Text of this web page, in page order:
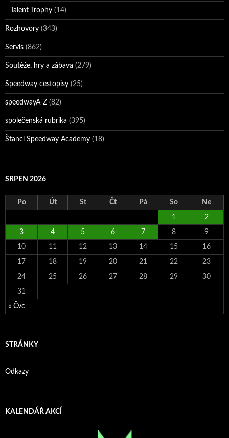
Talent Trophy (14)
Rozhovory (343)
Servis (862)
Soutěže, hry a zábava (279)
Speedway cestopisy (25)
speedwayA-Z (82)
společenská rubrika (395)
Štancl Speedway Academy (18)
SRPEN 2026
Po Út St Čt Pá So Ne
« Čvc
1 2
3 4 5 6 7 8 9
10 11 12 13 14 15 16
17 18 19 20 21 22 23
24 25 26 27 28 29 30
31
STRÁNKY
Odkazy
KALENDÁŘ AKCÍ